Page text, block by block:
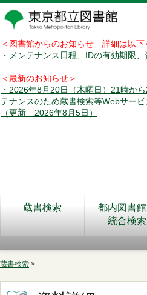
＜図書館からのお知らせ 詳細は以下
・メンテナンス日程、IDの有効期限
＜最新のお知らせ＞
・2026年8月20日（木曜日）21時か
テナンスのため蔵書検索等Webサービ
（更新 2026年8月5日）
蔵書検索
都内図書
統合検索
蔵書検索 >